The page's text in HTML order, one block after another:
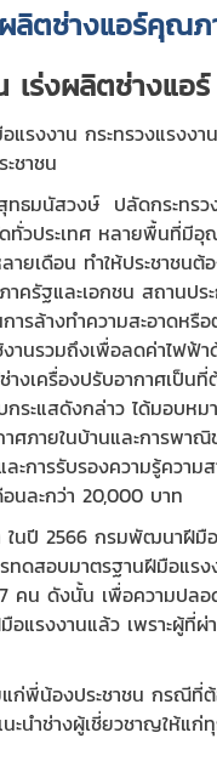
ลิตช่างแอร์คุณ
เร่งผลิตช่างแอ
รงงาน กระทรวงแรงงา
ชาชน
ธมนัสวงษ์ ปลัดกระทรว
ทั่วประเทศ หลายพื้นที่มีอุ
ลายเดือน ทำให้ประชาชน
ครัฐและเอกชน สถานปร
ารล้างทำความสะอาดห
งานรวมถึงเพื่อลดค่าไฟ
างเครื่องปรับอากาศเป็น
กระแสดังกล่าว ได้มอบห
าศภายในบ้านและการพ
ะการรับรองความรู้ความ
อนละกว่า 20,000 บาท
ปี 2566 กรมพัฒนาฝีมื
ดสอบมาตรฐานฝีมือแร
คน ดังนั้น เพื่อความปล
แรงงานแล้ว เพราะผู้ที่
ก่พี่น้องประชาชน กรณี
นำช่างผู้เชี่ยวชาญให้แ